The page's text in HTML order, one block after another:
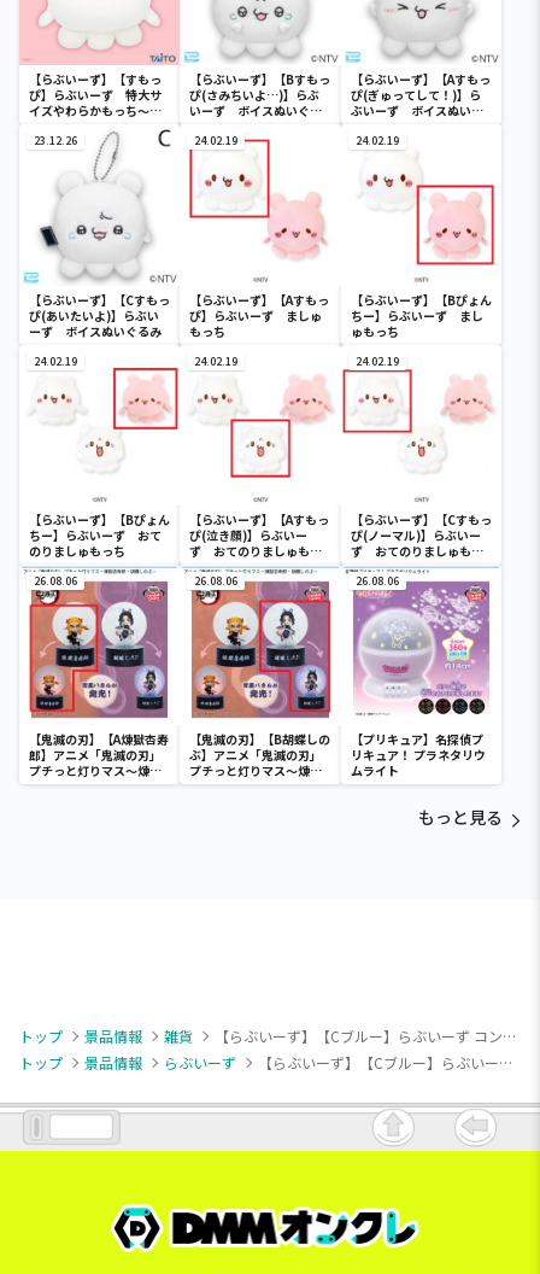
【らぶいーず】【すもっ
ぴ】らぶいーず 特大サ
イズやわらかもっち～り
【らぶいーず】【Bすもっ
ぴ(さみちいよ…)】らぶ
いーず ボイスぬいぐる
【らぶいーず】【Aすもっ
ぴ(ぎゅってして！)】ら
ぶいーず ボイスぬいぐ
23.12.26
【らぶいーず】【Cすもっ
ぴ(あいたいよ)】らぶい
ーず ボイスぬいぐるみ
24.02.19
【らぶいーず】【Aすもっ
ぴ】らぶいーず ましゅ
もっち
24.02.19
【らぶいーず】【Bぴょん
ちー】らぶいーず まし
ゅもっち
24.02.19
【らぶいーず】【Bぴょん
ちー】らぶいーず おて
のりましゅもっち
24.02.19
【らぶいーず】【Aすもっ
ぴ(泣き顔)】らぶいー
ず おてのりましゅもっ
ち
24.02.19
【らぶいーず】【Cすもっ
ぴ(ノーマル)】らぶいー
ず おてのりましゅもっ
ち
26.08.06
【鬼滅の刃】【A煉獄杏寿
郎】アニメ「鬼滅の刃」
プチっと灯りマス～煉獄
杏寿郎・胡蝶しのぶ～
26.08.06
【鬼滅の刃】【B胡蝶しの
ぶ】アニメ「鬼滅の刃」
プチっと灯りマス～煉獄
杏寿郎・胡蝶しのぶ～
26.08.06
【プリキュア】名探偵プ
リキュア！ プラネタリウ
ムライト
もっと見る
トップ 景品情報 雑貨
【らぶいーず】【Cブルー】らぶいーず コンパクトハンディ扇風機
トップ
景品情報 らぶいーず 【らぶいーず】【Cブルー】らぶいーず コンパクトハンディ扇風機